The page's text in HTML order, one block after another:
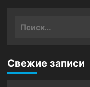
Свежие записи